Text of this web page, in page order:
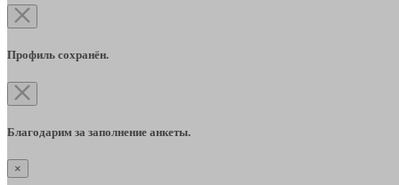
Профиль сохранён.
Благодарим за заполнение анкеты.
×